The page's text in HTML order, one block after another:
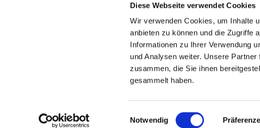
Diese Webseite verwendet Cookies
Wir verwenden Cookies, um Inhalte
anbieten zu können und die Zugriffe
Informationen zu Ihrer Verwendung
und Analysen weiter. Unsere
zusammen, die Sie ihnen
gesammelt haben.
i
Notwendig
Gottesdienste & Musik